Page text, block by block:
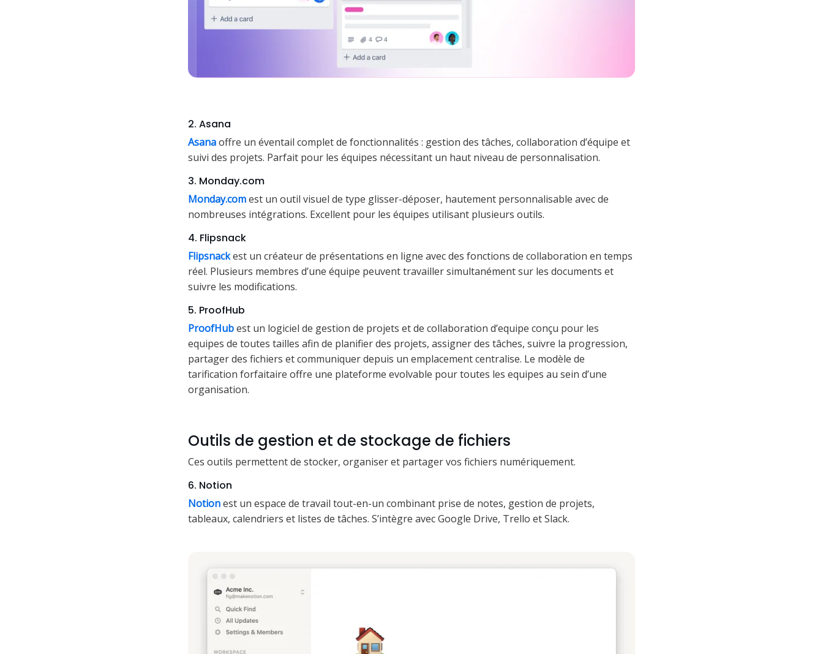
2. Asana
Asanaoffre un éventail complet de fonctionnalités : gestion des tâches, collaboration d’équipe et
suivi des projets. Parfait pour les équipes nécessitant un haut niveau de personnalisation.
3. Monday.com
Monday.comest un outil visuel de type glisser-déposer, hautement personnalisable avec de
nombreuses intégrations. Excellent pour les équipes utilisant plusieurs outils.
4. Flipsnack
Flipsnackest un créateur de présentations en ligne avec des fonctions de collaboration en temps
réel. Plusieurs membres d’une équipe peuvent travailler simultanément sur les documents et
suivre les modifications.
5. ProofHub
ProofHubest un logiciel de gestion de projets et de collaboration d’equipe conçu pour les
equipes de toutes tailles afin de planifier des projets, assigner des tâches, suivre la progression,
partager des fichiers et communiquer depuis un emplacement centralise. Le modèle de
tarification forfaitaire offre une plateforme evolvable pour toutes les equipes au sein d’une
organisation.
Outils de gestion et de stockage de fichiers
Ces outils permettent de stocker, organiser et partager vos fichiers numériquement.
6. Notion
Notionest un espace de travail tout-en-un combinant prise de notes, gestion de projets,
tableaux, calendriers et listes de tâches. S’intègre avec Google Drive, Trello et Slack.